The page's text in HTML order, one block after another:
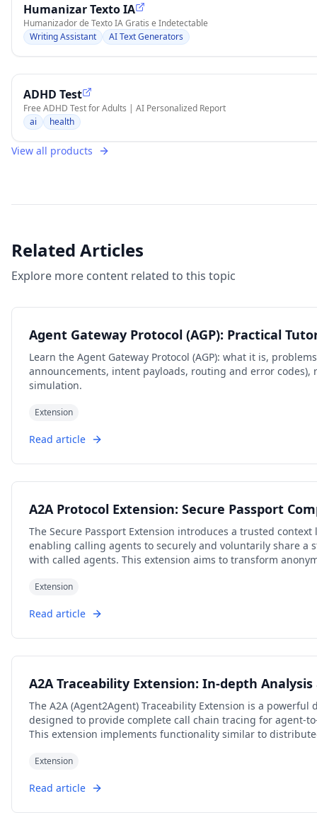
Humanizar Texto IA
Humanizador de Texto IA Gratis e Indetectable
Writing Assistant
AI Text Generators
ADHD Test
Free ADHD Test for Adults | AI Personalized Report
ai
health
View all products
Related Articles
Explore more content related to this topic
Agent Gateway Protocol (AGP): Practical
Learn the Agent Gateway Protocol (AGP): what it is,
announcements, intent payloads, routing and error
simulation.
Extension
Read article
A2A Protocol Extension: Secure Passport
The Secure Passport Extension introduces a trusted
enabling calling agents to securely and voluntarily share
with called agents. This extension aims to transform
Extension
Read article
A2A Traceability Extension: In-depth
The A2A (Agent2Agent) Traceability Extension is a
designed to provide complete call chain tracing for agent-
This extension implements functionality similar to
Extension
Read article